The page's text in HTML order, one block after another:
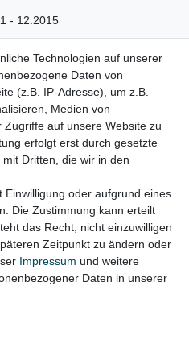
- 12.2015
05.2016
1 bis 3 Werktage
Technologien auf unserer
Daten von
(z.B. IP-Adresse), um z.B.
Medien von
auf unsere Website zu
erfolgt erst durch gesetzte
Dritten, die wir in den
oder aufgrund eines
Die Zustimmung kann erteilt
das Recht, nicht einzuwilligen
Zeitpunkt zu ändern oder
Impressum und weitere
Daten in unserer